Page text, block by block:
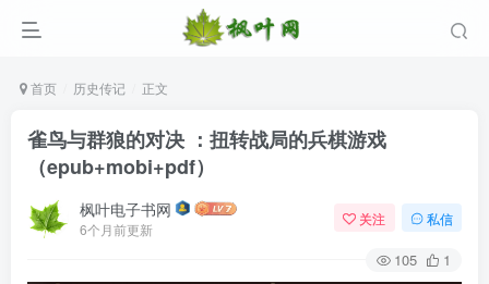
首页 历史传记 正文
雀鸟与群狼的对决 ：扭转战局的兵棋游戏
（epub+mobi+pdf）
枫叶电子书网
6个月前更新
关注 私信
105 1